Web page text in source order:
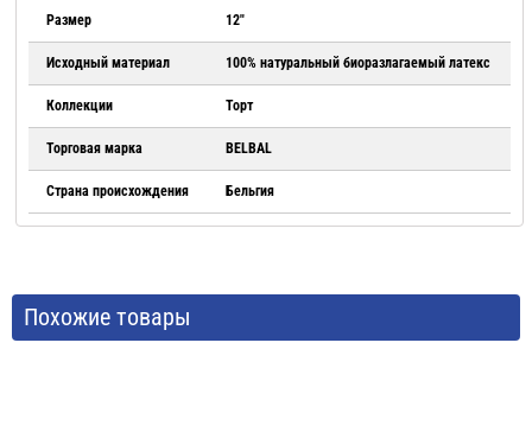
Размер 12"
Исходный материал 100% натуральный биоразлагаемый латекс
Коллекции Торт
Торговая марка BELBAL
Страна происхождения Бельгия
Похожие товары